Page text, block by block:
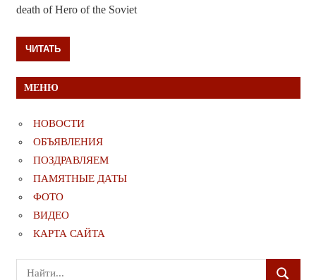
death of Hero of the Soviet
ЧИТАТЬ
МЕНЮ
НОВОСТИ
ОБЪЯВЛЕНИЯ
ПОЗДРАВЛЯЕМ
ПАМЯТНЫЕ ДАТЫ
ФОТО
ВИДЕО
КАРТА САЙТА
Поиск